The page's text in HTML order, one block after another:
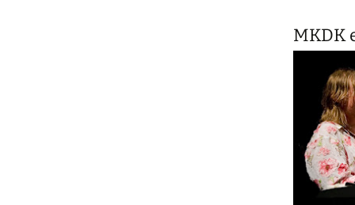
MKDK